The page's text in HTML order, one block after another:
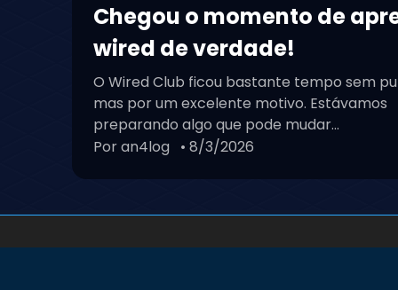
Chegou o momento de
wired de verdade!
O Wired Club ficou bastante tempo sem
mas por um excelente motivo. Estávamos
preparando algo que pode mudar...
Por an4log • 8/3/2026